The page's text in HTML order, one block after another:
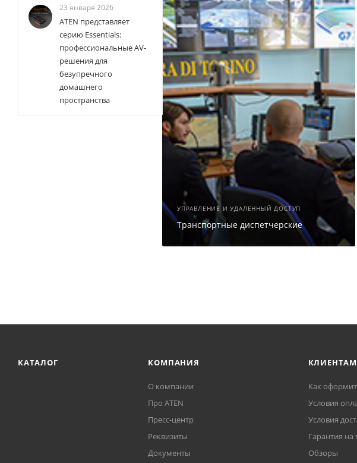
УПРАВЛЕНИЕ И УДАЛЕННЫЙ ДОСТУП
Транспортные диспетчерские
23 января 2026
ATEN представляет
серию Essentials:
профессиональные AV-
решения для
безупречного
домашнего
пространства
КАТАЛОГ КОМПАНИЯ
О компании
Про ATEN
Пресс-центр
Реквизиты
Документы
КЛИЕНТАМ
Как
Условия
Условия
Гарантия на
Обзоры